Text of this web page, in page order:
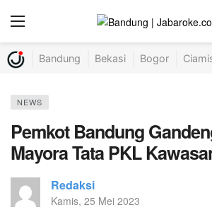
Bandung Bekasi Bogor
NEWS
Pemkot Bandung
Mayora Tata PKL
Redaksi
Kamis, 25 Mei 2023